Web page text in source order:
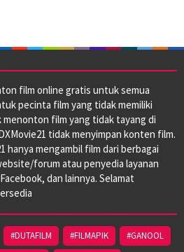
film online gratis untuk semua
pecinta film yang tidak memiliki
film yang tidak tayang di
tidak menyimpan konten film.
hanya mengambil film dari berbagai
forum atau penyedia layanan
dan lainnya. Selamat
#DUTAFILM #FILMAPIK #GANOOL